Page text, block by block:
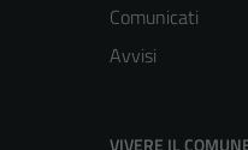
Comunicati
Avvisi
VIVERE IL